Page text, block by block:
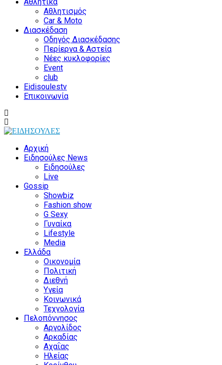
Αθλητισμός
Car & Moto
Διασκέδαση
Οδηγός Διασκέδασης
Περίεργα & Αστεία
Νέες κυκλοφορίες
Event
club
Eidisoulestv
Επικοινωνία
Αρχική
Ειδησούλες News
Ειδησούλες
Live
Gossip
Showbiz
Fashion show
G Sexy
Γυναίκα
Lifestyle
Media
Ελλάδα
Οικονομία
Πολιτική
Διεθνή
Υγεία
Κοινωνικά
Τεχνολογία
Πελοπόννησος
Αργολίδος
Αρκαδίας
Αχαΐας
Ηλείας